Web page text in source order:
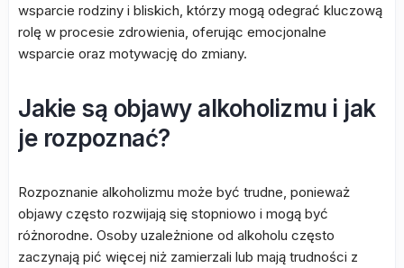
wsparcie rodziny i bliskich, którzy mogą odegrać kluczową
rolę w procesie zdrowienia, oferując emocjonalne
wsparcie oraz motywację do zmiany.
Jakie są objawy alkoholizmu i jak
je rozpoznać?
Rozpoznanie alkoholizmu może być trudne, ponieważ
objawy często rozwijają się stopniowo i mogą być
różnorodne. Osoby uzależnione od alkoholu często
zaczynają pić więcej niż zamierzali lub mają trudności z